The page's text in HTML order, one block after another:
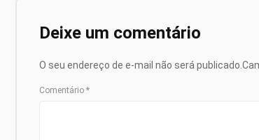
Deixe um comentário
O seu endereço de e-mail não será publicado.
Comentário *